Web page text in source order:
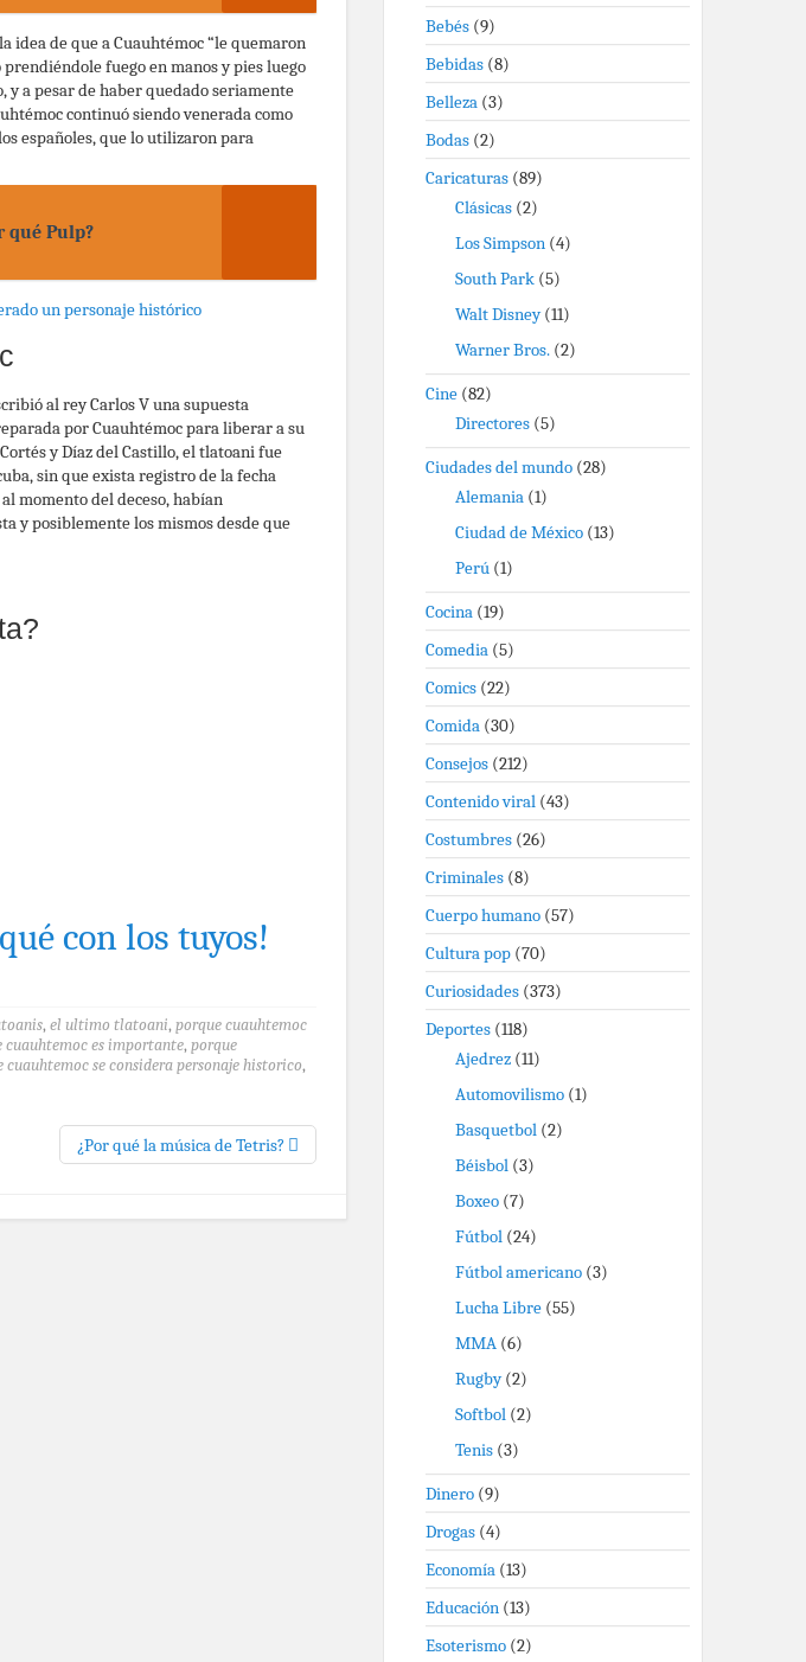
idea de que a Cuauhtémoc “le quemaron
fuego en manos y pies luego
y a pesar de haber quedado seriamente
continuó siendo venerada como
españoles, que lo utilizaron para
qué Pulp?
al rey Carlos V una supuesta
por Cuauhtémoc para liberar a su
y Díaz del Castillo, el tlatoani fue
sin que exista registro de la fecha
momento del deceso, habían
y posiblemente los mismos desde que
con los tuyos!
, el ultimo tlatoani, porque cuauhtemoc
cuauhtemoc es importante, porque
cuauhtemoc se considera personaje historico,
¿Por qué la música de Tetris?
Bebés (9)
Bebidas (8)
Belleza (3)
Bodas (2)
Caricaturas (89)
Clásicas (2)
Los Simpson (4)
South Park (5)
Walt Disney(11)
Warner Bros. (2)
Cine (82)
Directores (5)
Ciudades del mundo (28)
Alemania (1)
Ciudad de México (13)
Perú (1)
Cocina (19)
Comedia (5)
Comics (22)
Comida (30)
Consejos (212)
Contenido viral (43)
Costumbres (26)
Criminales (8)
Cuerpo humano (57)
Cultura pop (70)
Curiosidades (373)
Deportes (118)
Ajedrez (11)
Automovilismo (1)
Basquetbol (2)
Béisbol (3)
Boxeo (7)
Fútbol (24)
Fútbol americano (3)
Lucha Libre (55)
MMA (6)
Rugby(2)
Softbol (2)
Tenis (3)
Dinero (9)
Drogas (4)
Economía (13)
Educación (13)
Esoterismo (2)